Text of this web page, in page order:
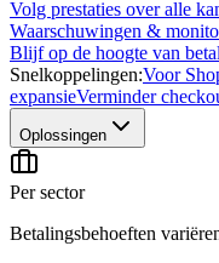
Volg prestaties over alle
Waarschuwingen &
Blijf op de hoogte van
Snelkoppelingen:Voor
expansieVerminder
Oplossingen
Per sector
Betalingsbehoeften